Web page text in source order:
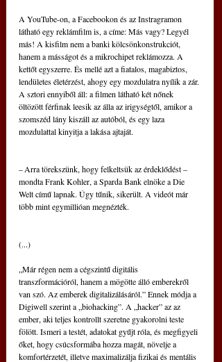
A YouTube-on, a Facebookon és az Instragramon
látható egy reklámfilm is, a címe: Más vagy? Legyél
más! A kisfilm nem a banki kölcsönkonstrukciót,
hanem a másságot és a mikrochipet reklámozza. A
kettőt egyszerre. És mellé azt a fiatalos, magabiztos,
lendületes életérzést, ahogy egy mozdulatra nyílik a zár.
A sztori ennyiből áll: a filmen látható két nőnek
öltözött férfinak leesik az álla az irigységtől, amikor a
szomszéd lány kiszáll az autóból, és egy laza
mozdulattal kinyitja a lakása ajtaját.
– Arra törekszünk, hogy felkeltsük az érdeklődést –
mondta Frank Kohler, a Sparda Bank elnöke a Die
Welt című lapnak. Úgy tűnik, sikerült. A videót már
több mint egymillióan megnézték.
(...)
„Már régen nem a cégszintű digitális
transzformációról, hanem a mögötte álló emberekről
van szó. Az emberek digitalizálásáról.” Ennek módja a
Digiwell szerint a „biohacking”. A „hacker” az az
ember, aki teljes kontrollt szeretne gyakorolni teste
fölött. Ismeri a testét, adatokat gyűjt róla, és megfigyeli
őket, hogy csúcsformába hozza magát, növelje a
komfortérzetét, illetve maximalizálja fizikai és mentális